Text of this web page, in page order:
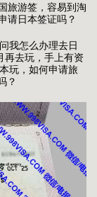
旅游签，容易到淘
请日本签证吗？
我怎么办理去日
再去玩，手上有资
玩，如何申请旅
？